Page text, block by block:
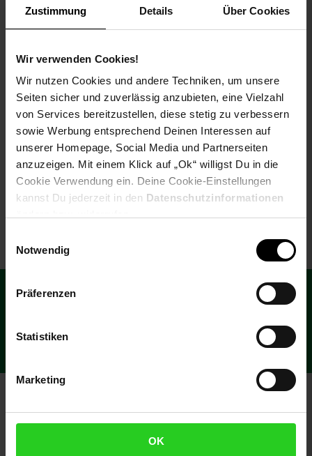
Zustimmung Details Über Cookies
Wir verwenden Cookies!
Wir nutzen Cookies und andere Techniken, um unsere
Seiten sicher und zuverlässig anzubieten, eine Vielzahl
von Services bereitzustellen, diese stetig zu verbessern
sowie Werbung entsprechend Deinen Interessen auf
unserer Homepage, Social Media und Partnerseiten
anzuzeigen. Mit einem Klick auf „Ok“ willigst Du in die
Cookie Verwendung ein. Deine Cookie-Einstellungen
kannst Du jederzeit in den Datenschutzinformationen
Notwendig
Präferenzen
Statistiken
Marketing
OK
CASIO MS-200DQ
Schwarz Taschenrechner
(Solar-/ Batteriebetrieb,
LC Display)
NUR
21,82*nur 21, 82€ Sternchen
Newsletter Anmeldung
Abonniere unseren Newsletter und
15€**
Gutschein
Zahlarten im Online-Shop